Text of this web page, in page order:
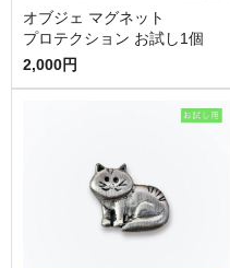
オブジェ マグネット
プロテクション お試し1個
2,000円